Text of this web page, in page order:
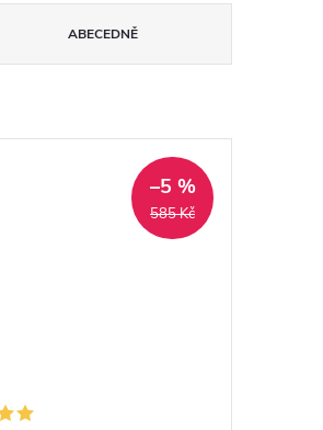
ABECEDNĚ
585 Kč
–5 %